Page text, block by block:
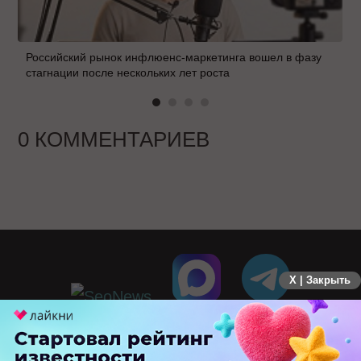
Российский рынок инфлюенс-маркетинга вошел в фазу
стагнации после нескольких лет роста
0 КОММЕНТАРИЕВ
X | Закрыть
ПЕРЕЙТИ НА ПОЛНУЮ ВЕРСИЮ
© SEOnews.ru Все права защищены. 2026